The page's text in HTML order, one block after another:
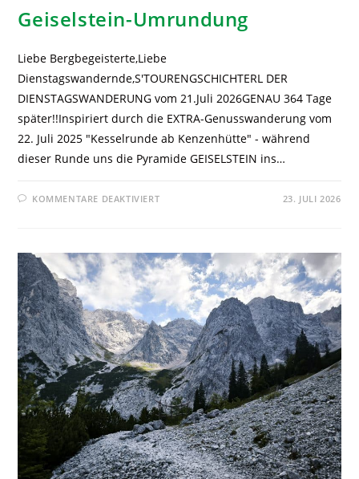
Geiselstein-Umrundung
Liebe Bergbegeisterte,Liebe
Dienstagswandernde,S'TOURENGSCHICHTERL DER
DIENSTAGSWANDERUNG vom 21.Juli 2026GENAU 364 Tage
später!!Inspiriert durch die EXTRA-Genusswanderung vom
22. Juli 2025 "Kesselrunde ab Kenzenhütte" - während
dieser Runde uns die Pyramide GEISELSTEIN ins…
KOMMENTARE DEAKTIVIERT 23. JULI 2026